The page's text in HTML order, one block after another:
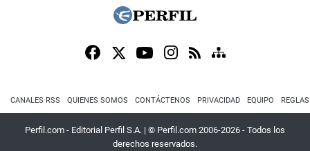
CANALES RSS QUIENES SOMOS CONTÁCTENOS PRIVACIDAD EQUIPO
Perfil.com - Editorial Perfil S.A. | © Perfil.com 2006-2026 - Todos los
derechos reservados.